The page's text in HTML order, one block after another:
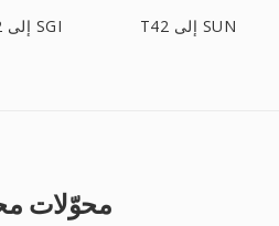
T42 إلى SGI T42 إلى SUN
محوّلات